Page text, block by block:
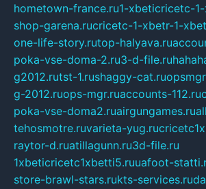
hometown-france.ru1-xbeticricetc-
shop-garena.rucricetc-1-xbetr-1-
one-life-story.rutop-halyava.ru
poka-vse-doma-2.ru3-d-file.ru
g2012.rutst-1.rushaggy-cat.ru
g-2012.ruops-mgr.ruaccounts-112.ru
poka-vse-doma2.ruairgungames.ru
tehosmotre.ruvarieta-yug.ru
raytor-d.ruatillagunn.ru3d-file.ru
1xbeticricetc1xbetti5.ruuafoot-
store-brawl-stars.rukts-services.ru